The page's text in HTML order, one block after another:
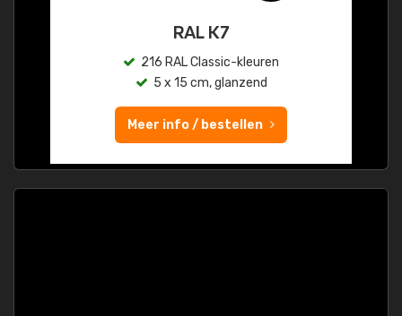
RAL K7
216 RAL Classic-kleuren
5 x 15 cm, glanzend
Meer info / bestellen